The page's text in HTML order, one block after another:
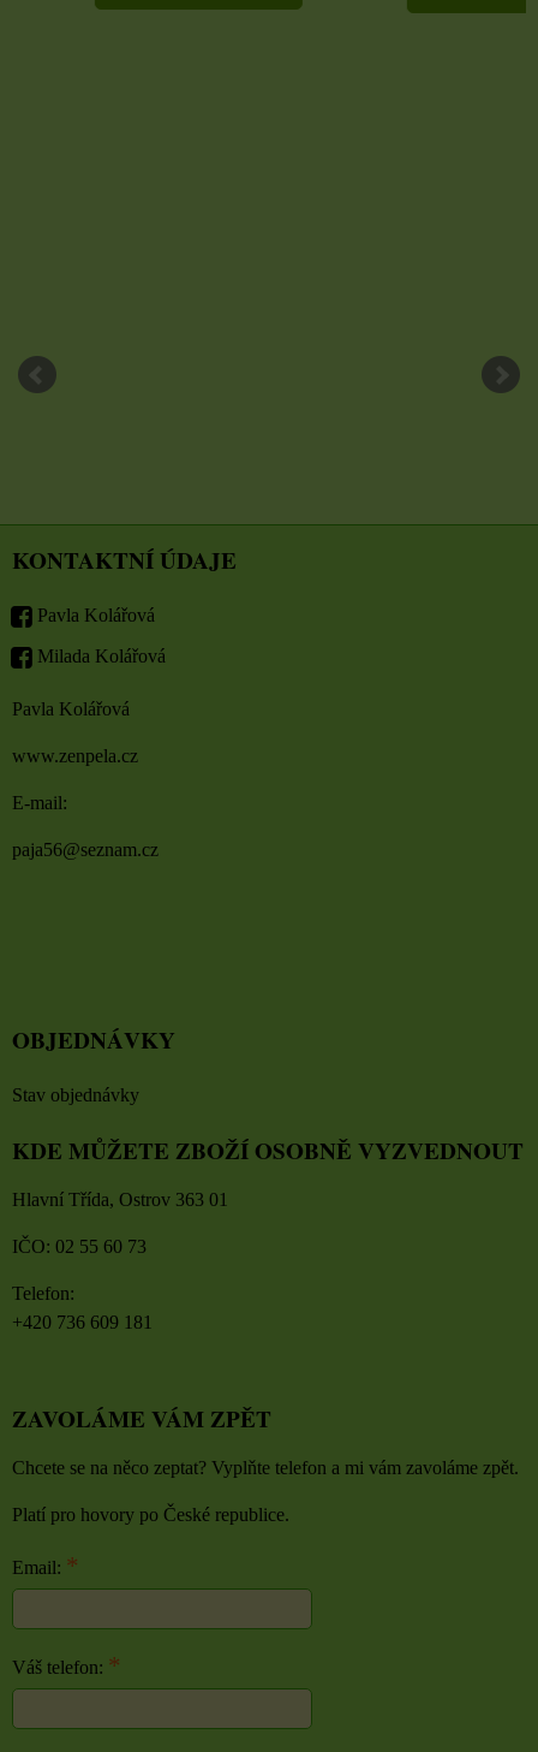
KONTAKTNÍ ÚDAJE
Pavla Kolářová
Milada Kolářová
Pavla Kolářová
www.zenpela.cz
E-mail:
paja56@seznam.cz
OBJEDNÁVKY
Stav objednávky
KDE MŮŽETE ZBOŽÍ OSOBNĚ VYZVEDNOUT
Hlavní Třída, Ostrov 363 01
IČO: 02 55 60 73
Telefon:
+420 736 609 181
ZAVOLÁME VÁM ZPĚT
Chcete se na něco zeptat? Vyplňte telefon a mi vám zavoláme zpět.
Platí pro hovory po České republice.
Email: *
Váš telefon: *